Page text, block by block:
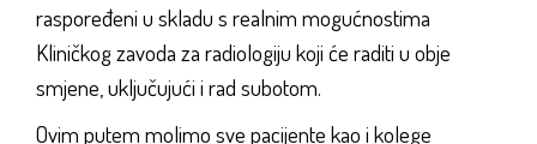
raspoređeni u skladu s realnim mogućnostima
Kliničkog zavoda za radiologiju koji će raditi u obje
smjene, uključujući i rad subotom.
Ovim putem molimo sve pacijente kao i kolege